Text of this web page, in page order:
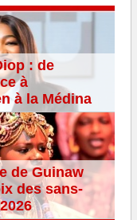
: de
à
à la Médina
de Guinaw
des sans-